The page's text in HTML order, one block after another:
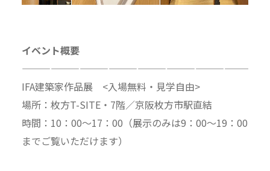
イベント概要
IFA建築家作品展 <入場無料・見学自由>
場所：枚方T-SITE・7階／京阪枚方市駅直結
時間：10：00～17：00（展示のみは9：00～19：00
までご覧いただけます）